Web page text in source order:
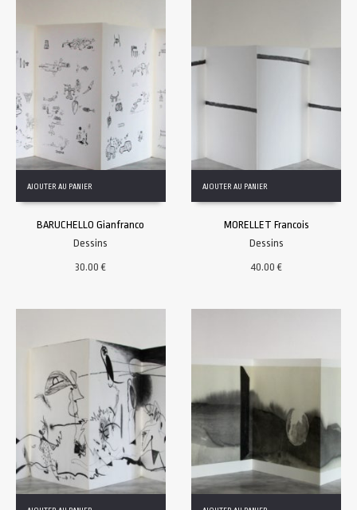
AJOUTER AU PANIER
BARUCHELLO Gianfranco
Dessins
30.00€
AJOUTER AU PANIER
MORELLET Francois
Dessins
40.00€